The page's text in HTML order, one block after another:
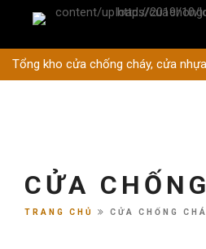
Tổng kho cửa chống cháy, cửa
CỬA
TRANG CHỦ CỬA CHỐNG